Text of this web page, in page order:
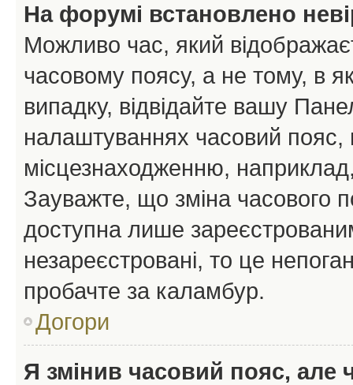
На форумі встановлено
Можливо час, який
часовому поясу, а не тому, в
випадку, відвідайте вашу
налаштуваннях часовий пояс,
місцезнаходженню,
Зауважте, що зміна часового
доступна лише
незареєстровані, то це
пробачте за каламбур.
Догори
Я змінив часовий пояс, але